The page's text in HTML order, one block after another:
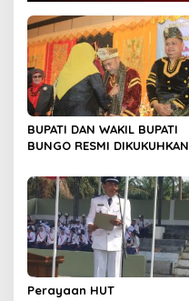
s
i
p
o
s
BUPATI DAN WAKIL BUPATI
BUNGO RESMI DIKUKUHKAN
BUNDO KANDUNG
Perayaan HUT